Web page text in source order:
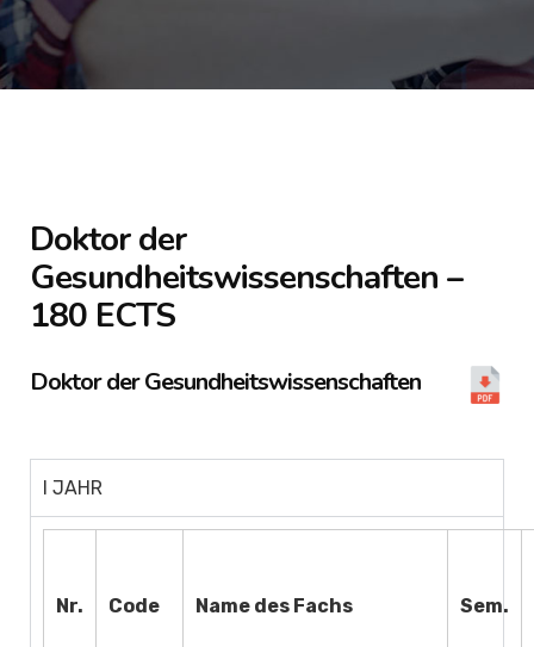
Doktor der
Gesundheitswissenschaften –
180 ECTS
Doktor der Gesundheitswissenschaften
I JAHR
Nr. Code Name des Fachs Sem.